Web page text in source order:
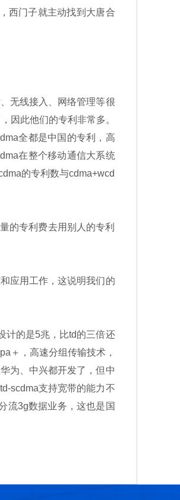
西门子就主动找到大唐合
无线接入、网络管理等很
因此他们的专利非常多。
全都是中国的专利，高
在整个移动通信大系统
的专利数与cdma+wcd
的专利费去用别人的专利
应用工作，这说明我们的
计的是5兆，比td的三倍还
＋，高速分组传输技术，
为、中兴都开发了，但中
scdma支持宽带的能力不
流3g数据业务，这也是国